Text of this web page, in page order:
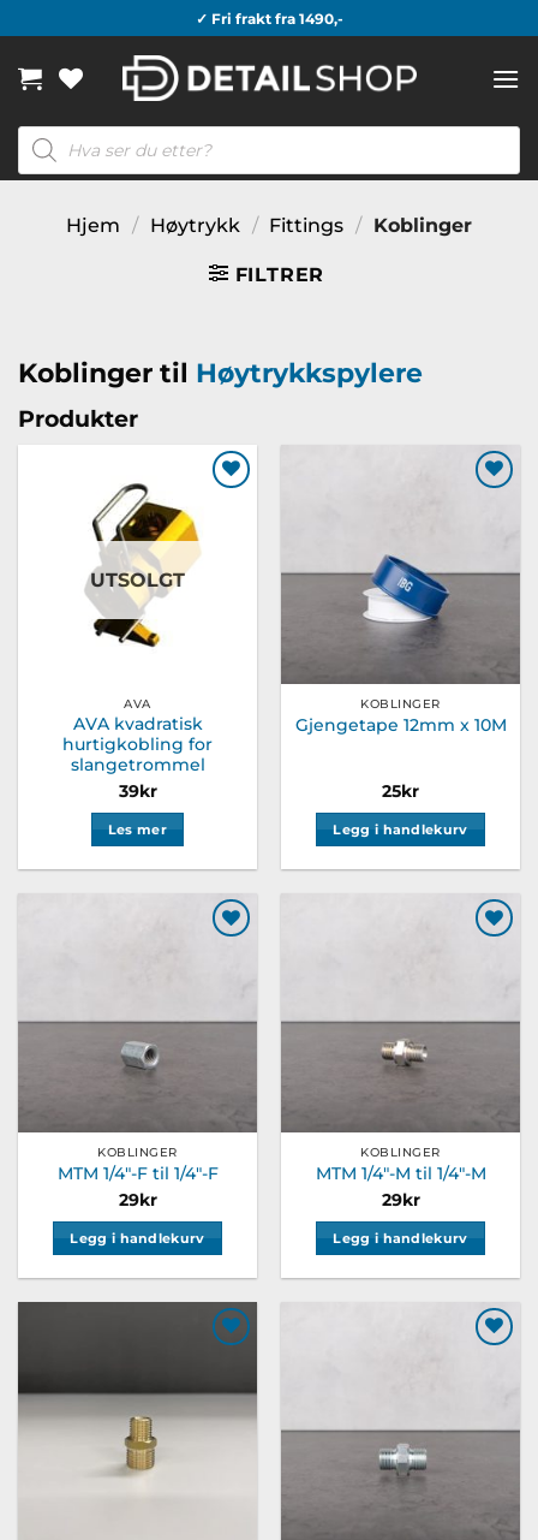
to
content
✓ Fri frakt fra 1490,-
Products
search
Hjem / Høytrykk / Fittings / Koblinger
FILTRER
Koblinger til Høytrykkspylere
Produkter
ønskeliste
UTSOLGT
AVA
AVA kvadratisk
hurtigkobling for
slangetrommel
39kr
Les mer
KOBLINGER
Gjengetape 12mm x 10M
25kr
Legg i handlekurv
KOBLINGER
MTM 1/4″-F til 1/4″-F
29kr
Legg i handlekurv
KOBLINGER
MTM 1/4″-M til 1/4″-M
29kr
Legg i handlekurv